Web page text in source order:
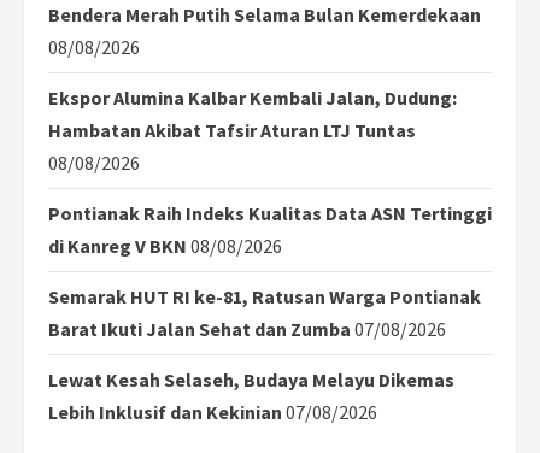
Bendera Merah Putih Selama Bulan Kemerdekaan
08/08/2026
Ekspor Alumina Kalbar Kembali Jalan, Dudung:
Hambatan Akibat Tafsir Aturan LTJ Tuntas
08/08/2026
Pontianak Raih Indeks Kualitas Data ASN Tertinggi
di Kanreg V BKN 08/08/2026
Semarak HUT RI ke-81, Ratusan Warga Pontianak
Barat Ikuti Jalan Sehat dan Zumba 07/08/2026
Lewat Kesah Selaseh, Budaya Melayu Dikemas
Lebih Inklusif dan Kekinian 07/08/2026